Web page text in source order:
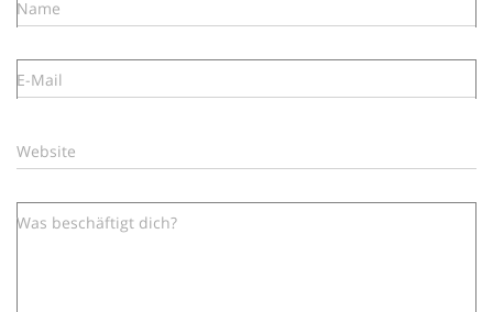
Name
E-Mail
Website
Was beschäftigt dich?